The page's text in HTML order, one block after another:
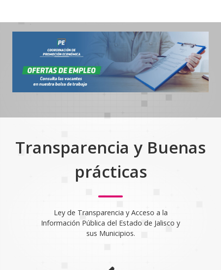
Transparencia y Buenas
prácticas
Ley de Transparencia y Acceso a la
Información Pública del Estado de Jalisco y
sus Municipios.